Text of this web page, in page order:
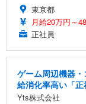
東京都
月給20万円～
正社員
ゲーム周辺機器
給消化率高い「
Yts株式会社